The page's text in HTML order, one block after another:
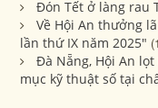
Đón Tết ở làng rau
Về Hội An thưởng
lần thứ IX năm 2025"
Đà Nẵng, Hội An
mục kỹ thuật số tại